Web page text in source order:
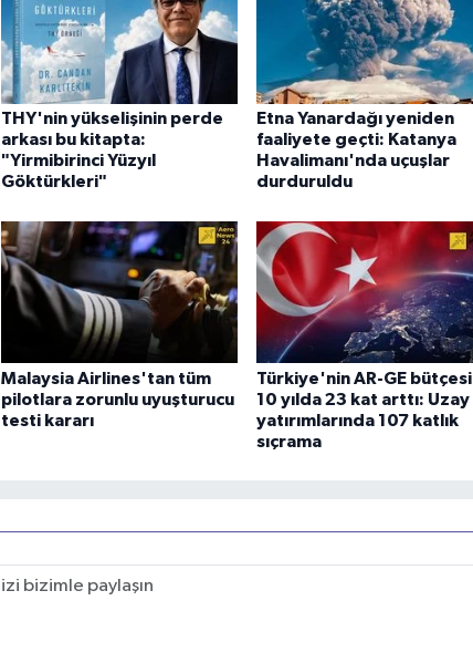
THY'nin yükselişinin perde
arkası bu kitapta:
"Yirmibirinci Yüzyıl
Göktürkleri"
Etna Yanardağı yeniden
faaliyete geçti: Katanya
Havalimanı'nda uçuşlar
durduruldu
Malaysia Airlines'tan tüm
pilotlara zorunlu uyuşturucu
testi kararı
Türkiye'nin AR-GE bütçesi
10 yılda 23 kat arttı: Uzay
yatırımlarında 107 katlık
sıçrama